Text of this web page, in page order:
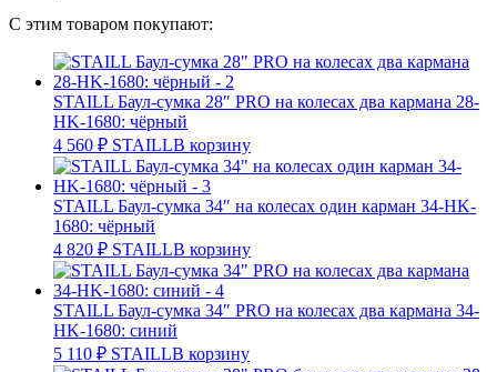
С этим товаром покупают:
STAILL Баул-сумка 28″ PRO на колесах два кармана 28-
HK-1680: чёрный
4 560 ₽ STAILLВ корзину
STAILL Баул-сумка 34″ на колесах один карман 34-HK-
1680: чёрный
4 820 ₽ STAILLВ корзину
STAILL Баул-сумка 34″ PRO на колесах два кармана 34-
HK-1680: синий
5 110 ₽ STAILLВ корзину